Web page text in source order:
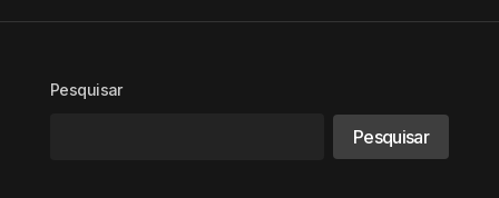
Pesquisar
Pesquisar